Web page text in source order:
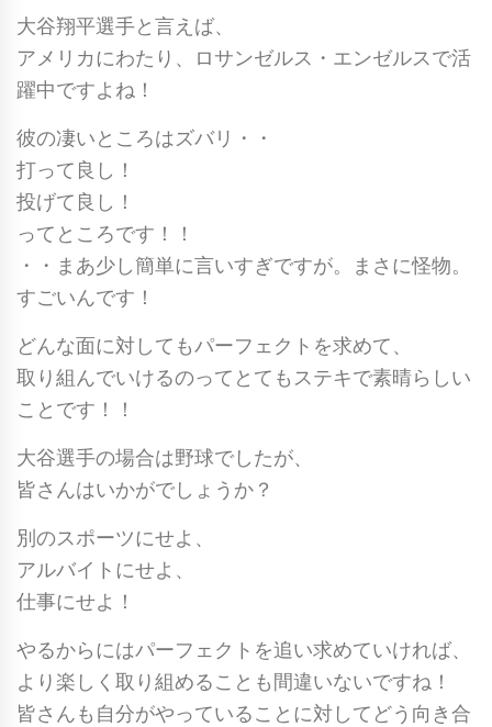
大谷翔平選手と言えば、
アメリカにわたり、ロサンゼルス・エンゼルスで活
躍中ですよね！
彼の凄いところはズバリ・・
打って良し！
投げて良し！
ってところです！！
・・まあ少し簡単に言いすぎですが。まさに怪物。
すごいんです！
どんな面に対してもパーフェクトを求めて、
取り組んでいけるのってとてもステキで素晴らしい
ことです！！
大谷選手の場合は野球でしたが、
皆さんはいかがでしょうか？
別のスポーツにせよ、
アルバイトにせよ、
仕事にせよ！
やるからにはパーフェクトを追い求めていければ、
より楽しく取り組めることも間違いないですね！
皆さんも自分がやっていることに対してどう向き合